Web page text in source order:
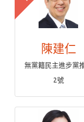
陳建仁
無黨籍民主進步黨
2號